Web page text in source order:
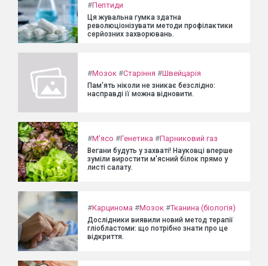
#Пептиди
Ця жувальна гумка здатна
революціонізувати методи профілактики
серйозних захворювань.
#Мозок #Старіння #Швейцарія
Пам'ять ніколи не зникає безслідно:
насправді її можна відновити.
#М'ясо #Генетика #Парниковий газ
Вегани будуть у захваті! Науковці вперше
зуміли виростити м'ясний білок прямо у
листі салату.
#Карцинома #Мозок #Тканина (біологія)
Дослідники виявили новий метод терапії
гліобластоми: що потрібно знати про це
відкриття.